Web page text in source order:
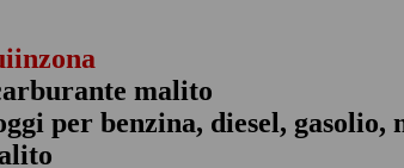
malito
per benzina, diesel, gasolio,